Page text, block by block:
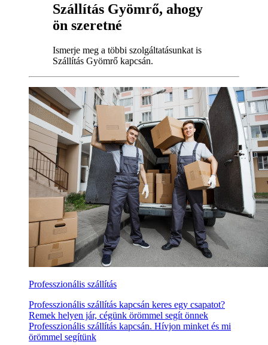
Szállítás Gyömrő, ahogy
ön szeretné
Ismerje meg a többi szolgáltatásunkat is
Szállítás Gyömrő kapcsán.
Professzionális szállítás
Professzionális szállítás kapcsán keres egy csapatot?
Remek helyen jár, cégünk örömmel segít önnek
Professzionális szállítás kapcsán. Hívjon minket és mi
örömmel segítünk